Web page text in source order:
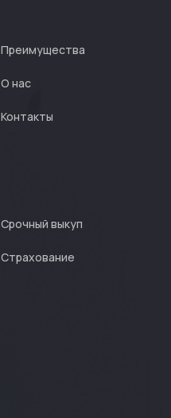
Преимущества
О нас
Контакты
Срочный выкуп
Страхование